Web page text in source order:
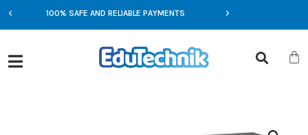
100% SAFE AND RELIABLE PAYMENTS